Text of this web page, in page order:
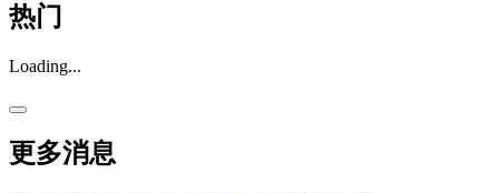
热门
Loading...
更多消息